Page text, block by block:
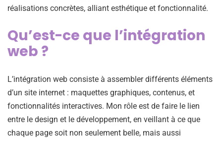
réalisations concrètes, alliant esthétique et fonctionnalité.
Qu’est-ce que l’intégration
web ?
L’intégration web consiste à assembler différents éléments
d’un site internet : maquettes graphiques, contenus, et
fonctionnalités interactives. Mon rôle est de faire le lien
entre le design et le développement, en veillant à ce que
chaque page soit non seulement belle, mais aussi